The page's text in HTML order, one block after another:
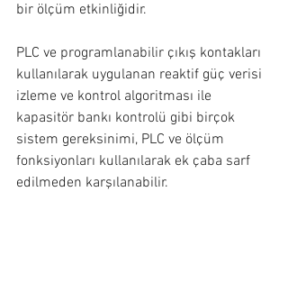
bir ölçüm etkinliğidir.
PLC ve programlanabilir çıkış kontakları
kullanılarak uygulanan reaktif güç verisi
izleme ve kontrol algoritması ile
kapasitör bankı kontrolü gibi birçok
sistem gereksinimi, PLC ve ölçüm
fonksiyonları kullanılarak ek çaba sarf
edilmeden karşılanabilir.